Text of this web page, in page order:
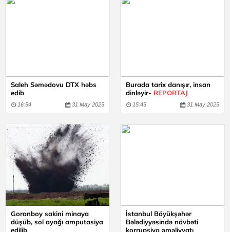
Saleh Səmədovu DTX həbs
edib
16:54 31 May 2025
Burada tarix danışır, insan
dinləyir- REPORTAJ
15:45 31 May 2025
Goranboy sakini minaya
düşüb, sol ayağı amputasiya
edilib
İstanbul Böyükşəhər
Bələdiyyəsində növbəti
korrupsiya əməliyyatı